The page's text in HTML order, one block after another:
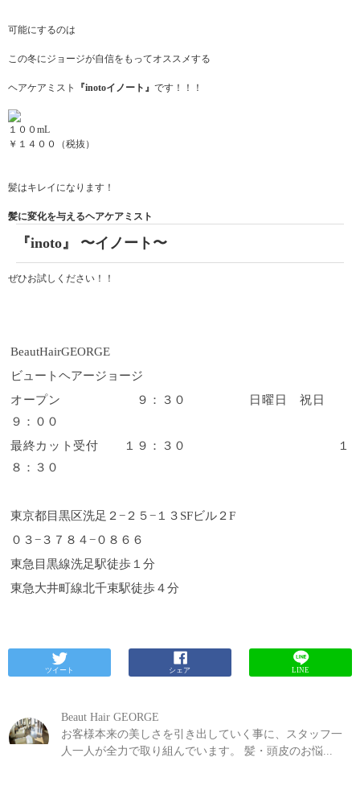
可能にするのは
この冬にジョージが自信をもってオススメする
ヘアケアミスト 『inotoイノート』 です！！！
１００mL
￥１４００（税抜）
髪はキレイになります！
髪に変化を与えるヘアケアミスト
『inoto』 〜イノート〜
ぜひお試しください！！
BeautHairGEORGE
ビュートヘアージョージ
オープン ９：３０ 日曜日 祝日
９：００
最終カット受付 １９：３０ １
８：３０
東京都目黒区洗足２ − ２５− １３ SFビル２ F
０３−３７８４−０８６６
東急目黒線洗足駅徒歩１分
東急大井町線北千束駅徒歩４分
ツイート シェア LINE
Beaut Hair GEORGE
お客様本来の美しさを引き出していく事に、スタッフ一
人一人が全力で取り組んでいます。 髪・頭皮のお悩...